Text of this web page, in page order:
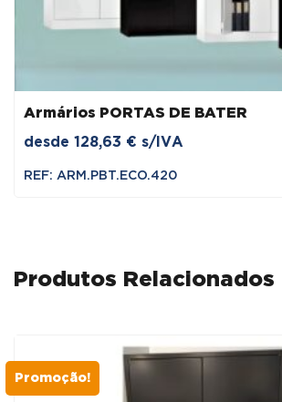
Armários PORTAS DE BATER
desde 128,63 € s/IVA
REF: ARM.PBT.ECO.420
Produtos Relacionados
Promoção!